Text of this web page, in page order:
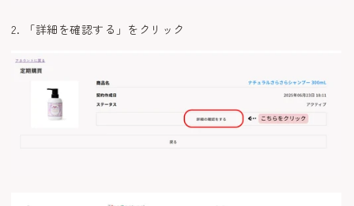
2. 「詳細を確認する」をクリック